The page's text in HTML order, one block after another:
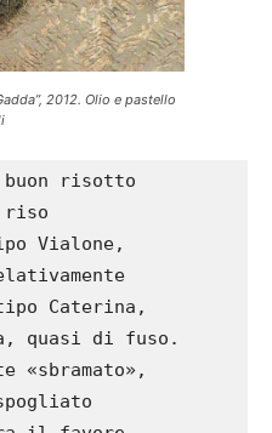
2012. Olio e pastello
buon risotto
riso
Vialone,
Caterina,
quasi di fuso.
«sbramato»,